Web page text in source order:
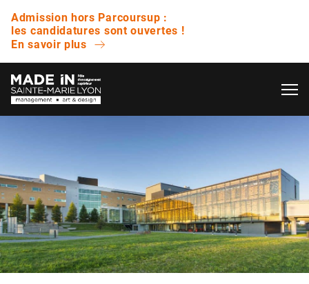
Admission hors Parcoursup :
les candidatures sont ouvertes !
En savoir plus
VIE ÉTUDIANTE
ENTREPRISE
NOS RÉSULTATS
Avez-vous des journées portes ouvertes ?
Quelle est la différence entre un bachelor et
une licence ?